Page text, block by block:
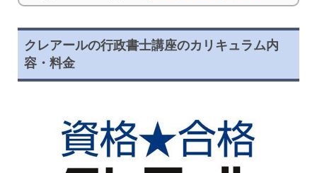
クレアールの行政書士講座のカリキュラム内
容・料金